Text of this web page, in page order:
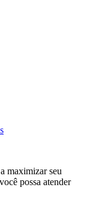
maximizar seu
possa atender